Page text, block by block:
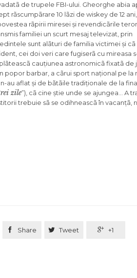
de trupele FBI-ului. Gheorghe abia
rãscumpãrare 10 lãzi de wiskey de 12
rãpirii miresei și revendicãrile
familiei un scurt mesaj televizat, prin
sunt alãturi de familia victimei și
cei doi veri care fugiserã cu mireasa
cauțiunea astronomicã fixatã de
popor barbar, a cãrui sport național pe la
au aflat și de bãtãile tradiționale de la
zile”), cã cine știe unde se ajungea… A
trebuie sã se odihneascã în vacanțã,
 Share  Tweet  +1